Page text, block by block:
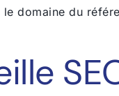
le domaine du